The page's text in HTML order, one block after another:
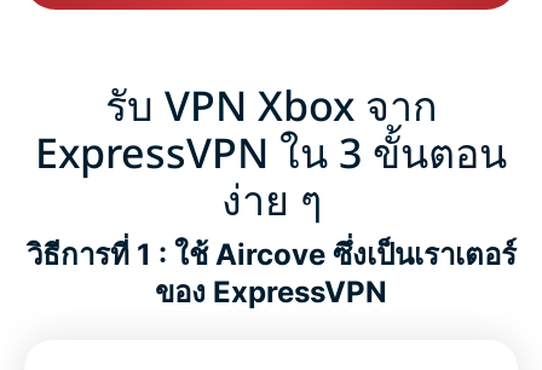
รับ VPN Xbox จาก
ExpressVPN ใน 3 ขั้นตอน
ง่าย ๆ
วิธีการที่ 1 : ใช้ Aircove ซึ่งเป็นเราเตอร์
ของ ExpressVPN